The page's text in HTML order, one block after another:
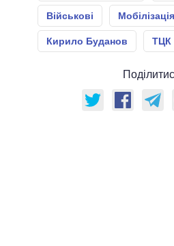
Військові Мобілізація
Кирило Буданов ТЦК